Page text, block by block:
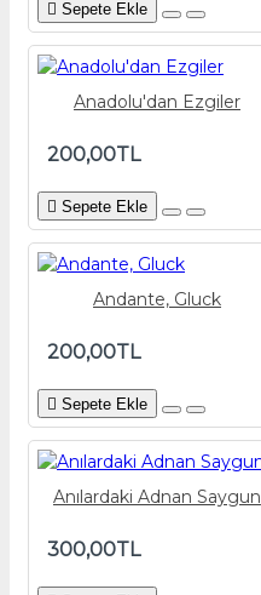
Sepete Ekle
Anadolu'dan Ezgiler
200,00TL
Sepete Ekle
Andante, Gluck
200,00TL
Sepete Ekle
Anılardaki Adnan Saygun
300,00TL